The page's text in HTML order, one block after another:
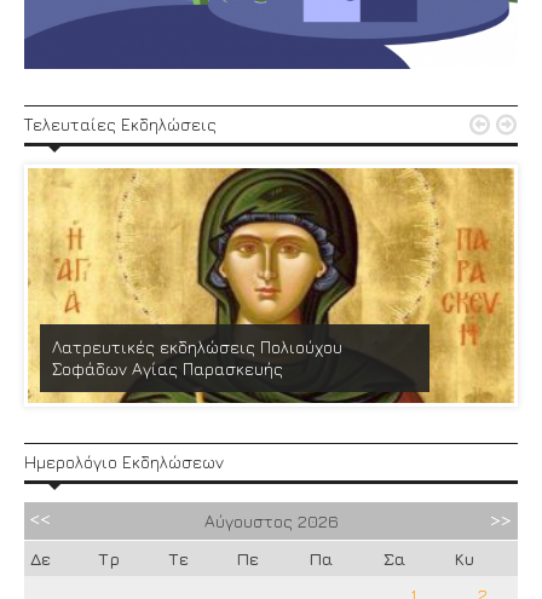
Τελευταίες Εκδηλώσεις
Λατρευτικές εκδηλώσεις Πολιούχου
Σοφάδων Αγίας Παρασκευής
 
Ημερολόγιο Εκδηλώσεων
Αύγουστος 2026
Δε
Τρ Τε Πε Πα Σα
Κυ